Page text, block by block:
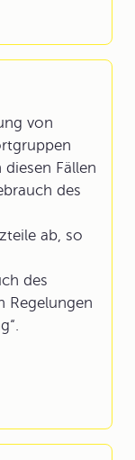
von
Fällen
des
ab, so
des
Regelungen